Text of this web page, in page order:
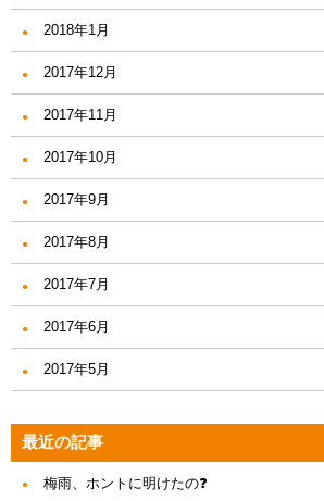
2018年1月
2017年12月
2017年11月
2017年10月
2017年9月
2017年8月
2017年7月
2017年6月
2017年5月
最近の記事
梅雨、ホントに明けたの❓